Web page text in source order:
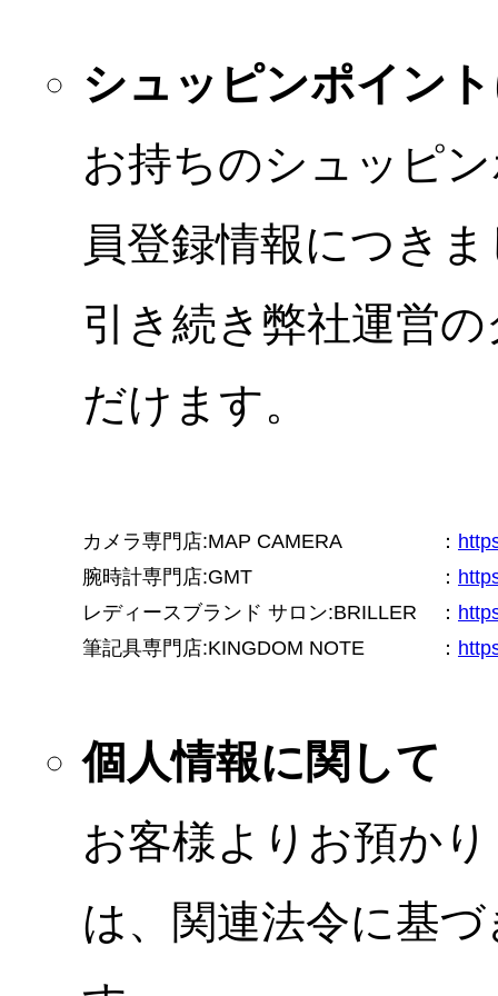
シュッピンポイン
お持ちのシュッピ
員登録情報につき
引き続き弊社運営
だけます。
カメラ専門店:MAP CAMERA ：
腕時計専門店:GMT
：
レディースブランド サロン:BRILLER
：
筆記具専門店:KINGDOM NOTE
：
個人情報に関して
お客様よりお預か
は、関連法令に基